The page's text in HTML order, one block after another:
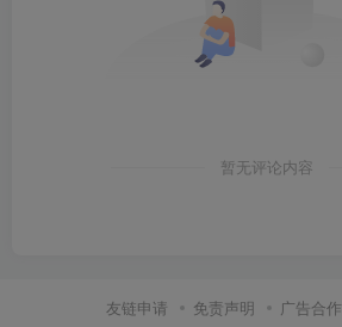
暂无评论内容
友链申请 免责声明 广告合作